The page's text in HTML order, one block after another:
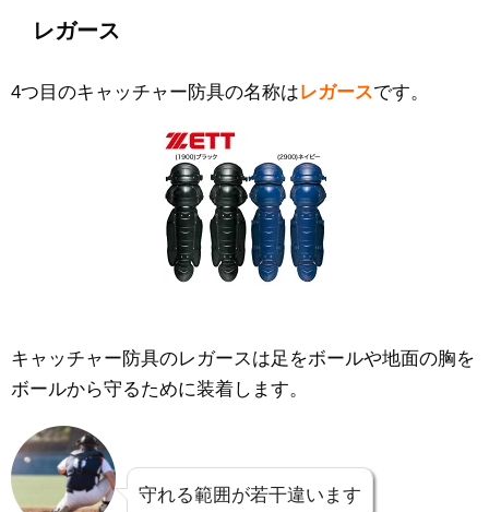
レガース
4つ目のキャッチャー防具の名称はレガースです。
キャッチャー防具のレガースは足をボールや地面の胸を
ボールから守るために装着します。
守れる範囲が若干違います